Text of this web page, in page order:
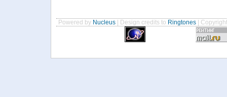
Powered by Nucleus | Design credits to Ringtones |